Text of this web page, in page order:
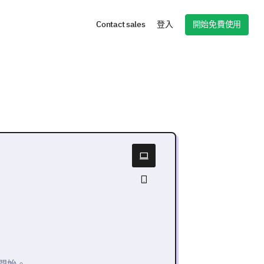
Contact sales 登入 開始免費使用